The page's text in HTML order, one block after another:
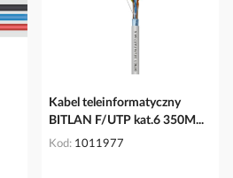
Kabel teleinformatyczny
BITLAN F/UTP kat.6 350M...
Kod 1011977